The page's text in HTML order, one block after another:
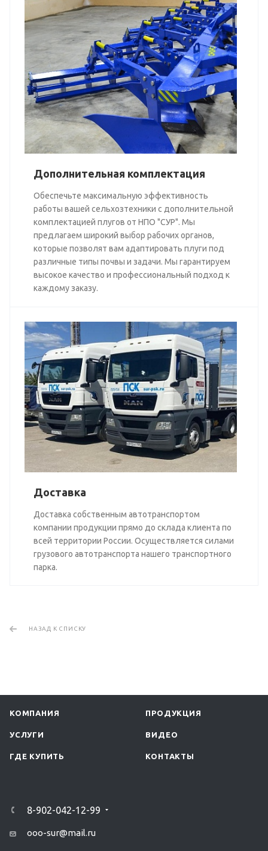
Дополнительная комплектация
Обеспечьте максимальную эффективность
работы вашей сельхозтехники с дополнительной
комплектацией плугов от НПО "СУР". Мы
предлагаем широкий выбор рабочих органов,
которые позволят вам адаптировать плуги под
различные типы почвы и задачи. Мы гарантируем
высокое качество и профессиональный подход к
каждому заказу.
Доставка
Доставка собственным автотранспортом
компании продукции прямо до склада клиента по
всей территории России. Осуществляется силами
грузового автотранспорта нашего транспортного
парка.
НАЗАД К СПИСКУ
КОМПАНИЯ ПРОДУКЦИЯ
УСЛУГИ ВИДЕО
ГДЕ КУПИТЬ КОНТАКТЫ
8-902-042-12-99
ooo-sur@mail.ru